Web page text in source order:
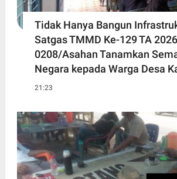
Tidak Hanya Bangun
Satgas TMMD Ke-129 TA
0208/Asahan Tanamkan
Negara kepada Warga Desa
21:23